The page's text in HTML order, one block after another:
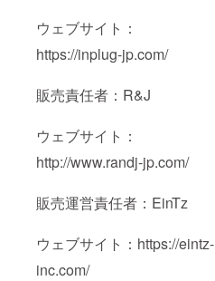
ウェブサイト：
https://inplug-jp.com/
販売責任者：R&J
ウェブサイト：
http://www.randj-jp.com/
販売運営責任者：EinTz
ウェブサイト：https://eintz-
inc.com/